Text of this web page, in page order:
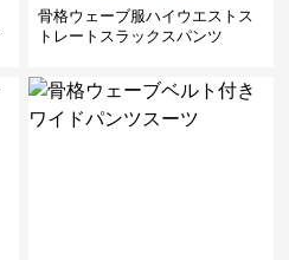
骨格ウェーブ服ハイウエストス
トレートスラックスパンツ